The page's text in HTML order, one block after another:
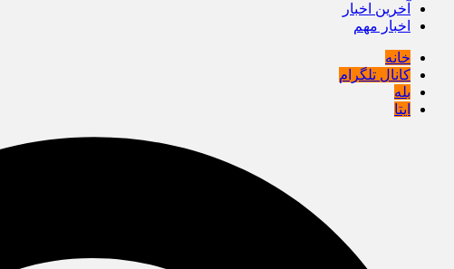
آخرین اخبار
اخبار مهم
خانه
کانال تلگرام
بله
ایتا